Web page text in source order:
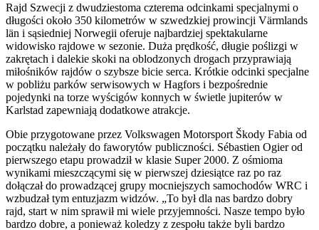
Rajd Szwecji z dwudziestoma czterema odcinkami specjalnymi o
długości około 350 kilometrów w szwedzkiej prowincji Värmlands
län i sąsiedniej Norwegii oferuje najbardziej spektakularne
widowisko rajdowe w sezonie. Duża prędkość, długie poślizgi w
zakrętach i dalekie skoki na oblodzonych drogach przyprawiają
miłośników rajdów o szybsze bicie serca. Krótkie odcinki specjalne
w pobliżu parków serwisowych w Hagfors i bezpośrednie
pojedynki na torze wyścigów konnych w świetle jupiterów w
Karlstad zapewniają dodatkowe atrakcje.
Obie przygotowane przez Volkswagen Motorsport Škody Fabia od
początku należały do faworytów publiczności. Sébastien Ogier od
pierwszego etapu prowadził w klasie Super 2000. Z ośmioma
wynikami mieszczącymi się w pierwszej dziesiątce raz po raz
dołączał do prowadzącej grupy mocniejszych samochodów WRC i
wzbudzał tym entuzjazm widzów. „To był dla nas bardzo dobry
rajd, start w nim sprawił mi wiele przyjemności. Nasze tempo było
bardzo dobre, a ponieważ koledzy z zespołu także byli bardzo